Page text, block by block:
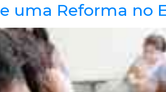
uma Reforma no